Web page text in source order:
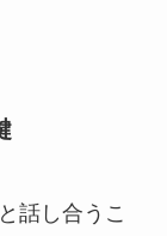
話し合うこ